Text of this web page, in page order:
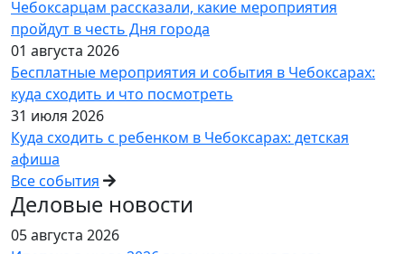
Чебоксарцам рассказали, какие мероприятия
пройдут в честь Дня города
01 августа 2026
Бесплатные мероприятия и события в Чебоксарах:
куда сходить и что посмотреть
31 июля 2026
Куда сходить с ребенком в Чебоксарах: детская
афиша
Все события
Деловые новости
05 августа 2026